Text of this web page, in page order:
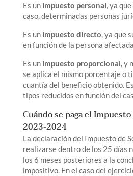
Es un impuesto personal, ya
caso, determinadas personas
Es un impuesto directo, ya que
en función de la persona
Es un impuesto proporcional,y
se aplica el mismo porcentaje o
cuantía del beneficio obtenido.
tipos reducidos en función del
Cuándo se paga el
2023-2024
La declaración del Impuesto de
realizarse dentro de los 25 días
los 6 meses posteriores a la
impositivo. En el caso del